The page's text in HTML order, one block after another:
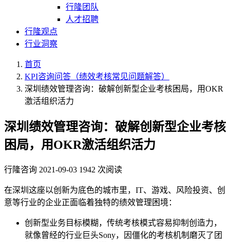
行隆团队
人才招聘
行隆观点
行业洞察
首页
KPI咨询问答（绩效考核常见问题解答）
深圳绩效管理咨询：破解创新型企业考核困局，用OKR
激活组织活力
深圳绩效管理咨询：破解创新型企业考核
困局，用OKR激活组织活力
行隆咨询 2021-09-03 1942 次阅读
在深圳这座以创新为底色的城市里，IT、游戏、风险投资、创
意等行业的企业正面临着独特的绩效管理困境：
创新型业务目标模糊，传统考核模式容易抑制创造力，
就像曾经的行业巨头Sony，因僵化的考核机制磨灭了团